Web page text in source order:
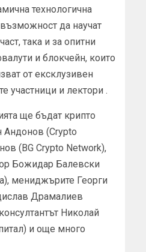
технологична
да научат
така и за опитни
и блокчейн, които
от ексклузивен
участници и лектори .
ще бъдат крипто
Андонов (Crypto
(BG Crypto Network),
Божидар Балевски
мениджърите Георги
Драмалиев
Николай
и още много